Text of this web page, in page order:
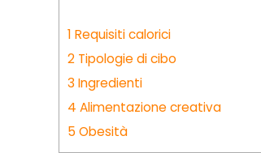
1 Requisiti calorici
2 Tipologie di cibo
3 Ingredienti
4 Alimentazione creativa
5 Obesità